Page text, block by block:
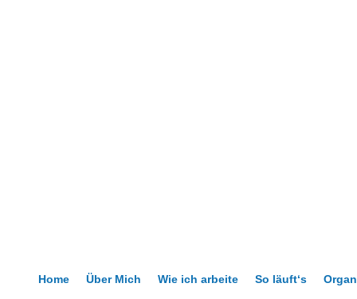
Home Über Mich Wie ich arbeite So läuft‘s